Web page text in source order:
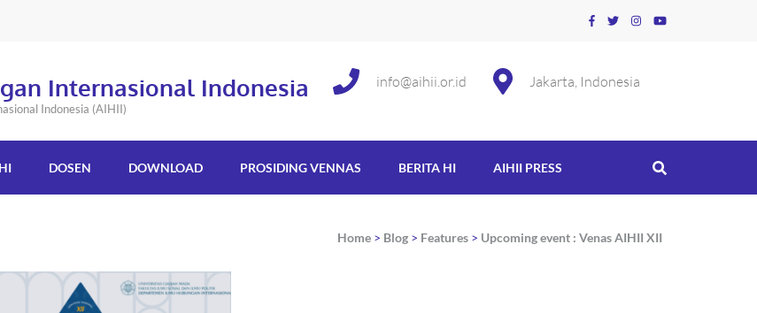
Internasional Indonesia
Indonesia (AIHII)
Jakarta, Indonesia
info@aihii.or.id
DOSEN DOWNLOAD PROSIDING VENNAS BERITA HI AIHII PRESS
Home > Blog > Features > Upcoming event : Venas AIHII XII